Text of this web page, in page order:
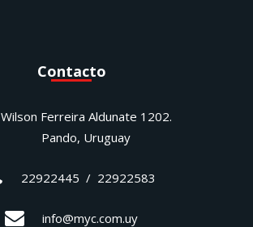
Contacto
Wilson Ferreira Aldunate 1202.
Pando, Uruguay
22922445 / 22922583
info@myc.com.uy